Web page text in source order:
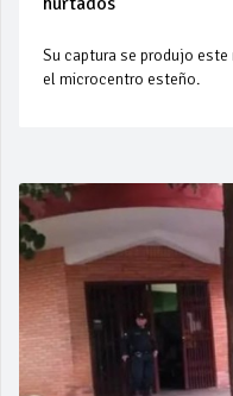
Su captura se produjo
el microcentro esteño.